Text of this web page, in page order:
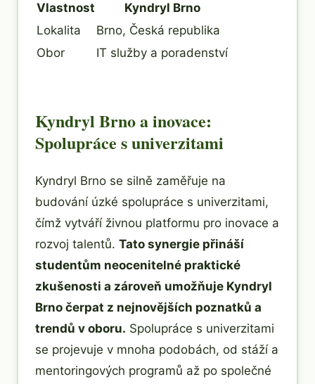
Vlastnost
Kyndryl Brno
Lokalita
Brno, Česká republika
Obor
IT služby a poradenství
Kyndryl Brno a inovace:
Spolupráce s univerzitami
Kyndryl Brno se silně zaměřuje na
budování úzké spolupráce s univerzitami,
čímž vytváří živnou platformu pro inovace a
rozvoj talentů. Tato synergie přináší
studentům neocenitelné praktické
zkušenosti a zároveň umožňuje Kyndryl
Brno čerpat z nejnovějších poznatků a
trendů v oboru. Spolupráce s univerzitami
se projevuje v mnoha podobách, od stáží a
mentoringových programů až po společné